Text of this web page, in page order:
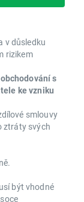
v důsledku
rizikem
s
ke vzniku
smlouvy
ztráty svých
být vhodné